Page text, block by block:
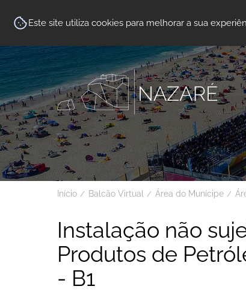
Este site utiliza cookies para melhorar a sua
Início Balcão Virtual Área do Munícipe
Instalação não
Produtos de
- B1